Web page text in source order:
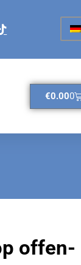
€0.000
offen-